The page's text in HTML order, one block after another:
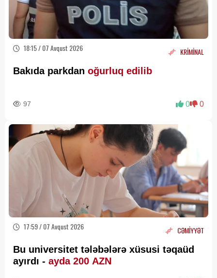
18:15 / 07 Avqust 2026 KRİMİNAL
Bakıda parkdan oğurluq edilib
97 0 0
17:59 / 07 Avqust 2026 CƏMİYYƏT
Bu universitet tələbələrə xüsusi təqaüd
ayırdı - ayda 200 AZN